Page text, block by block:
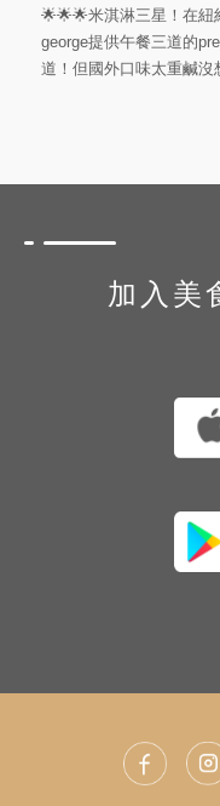
🌟🌟🌟米淇淋三星！在
george提供午餐三道的
道！但國外口味太重鹹沒
加入美